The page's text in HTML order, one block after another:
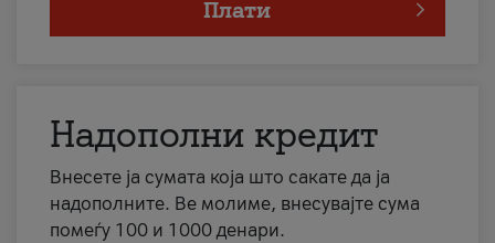
Плати
Надополни кредит
Внесете ја сумата која што сакате да ја
надополните. Ве молиме, внесувајте сума
помеѓу 100 и 1000 денари.